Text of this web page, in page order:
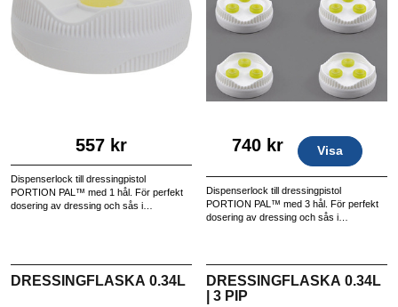
557 kr
Dispenserlock till dressingpistol
PORTION PAL™ med 1 hål. För perfekt
dosering av dressing och sås i
740 kr Visa
Dispenserlock till dressingpistol
PORTION PAL™ med 3 hål. För perfekt
dosering av dressing och sås i
DRESSINGFLASKA 0.34L
DRESSINGFLASKA 0.34L
| 3 PIP